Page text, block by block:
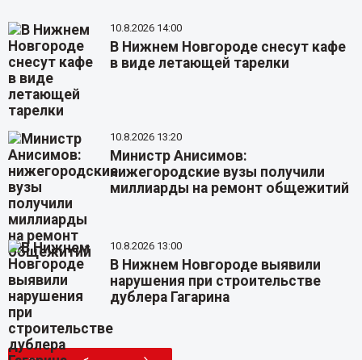
10.8.2026 14:00
В Нижнем Новгороде снесут кафе
в виде летающей тарелки
10.8.2026 13:20
Министр Анисимов:
нижегородские вузы получили
миллиарды на ремонт общежитий
10.8.2026 13:00
В Нижнем Новгороде выявили
нарушения при строительстве
дублера Гагарина